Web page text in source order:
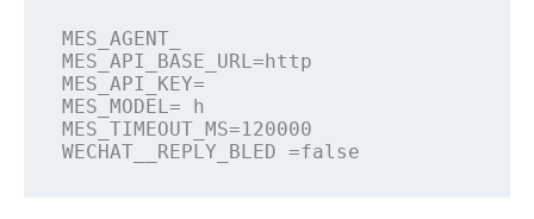
MES_AGENT_
MES_API_BASE_URL=http
MES_API_KEY=
MES_MODEL= h
MES_TIMEOUT_MS=120000
WECHAT__REPLY_BLED =false